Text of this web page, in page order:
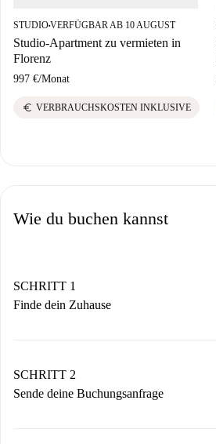
STUDIO■VERFÜGBAR AB 10 AUGUST
Studio-Apartment zu vermieten in
Florenz
997 €/Monat
euro VERBRAUCHSKOSTEN INKLUSIVE
Wie du buchen kannst
SCHRITT 1
Finde dein Zuhause
Du erhältst alle notwendigen
SCHRITT 2
Sende deine Buchungsanfrage